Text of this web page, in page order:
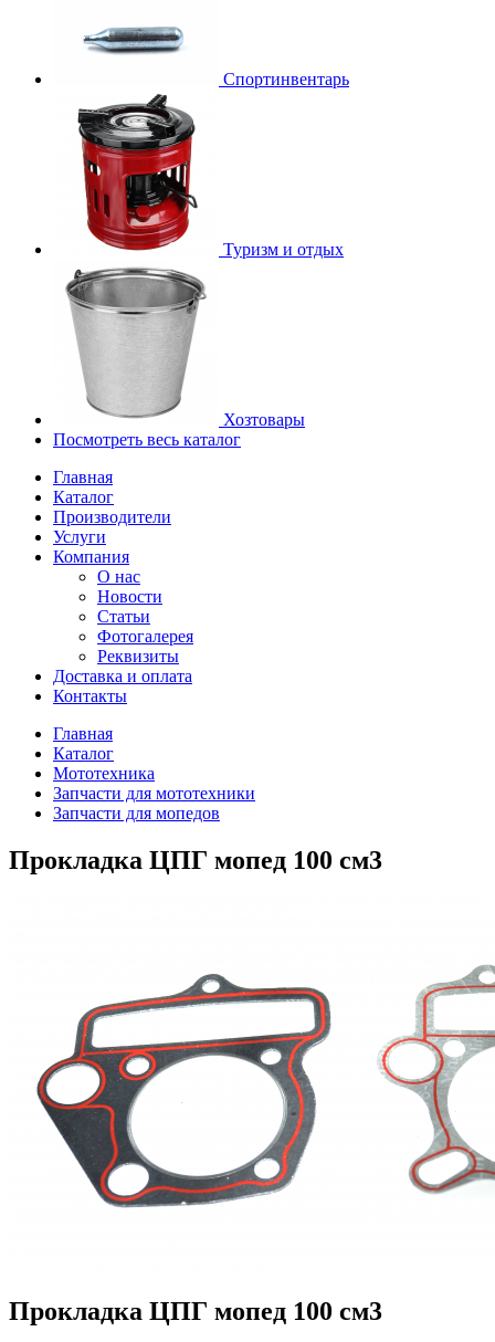
Спортинвентарь
Туризм и отдых
Хозтовары
Посмотреть весь каталог
Главная
Каталог
Производители
Услуги
Компания
О нас
Новости
Статьи
Фотогалерея
Реквизиты
Доставка и оплата
Контакты
Главная
Каталог
Мототехника
Запчасти для мототехники
Запчасти для мопедов
Прокладка ЦПГ мопед 100 см3
Прокладка ЦПГ мопед 100 см3